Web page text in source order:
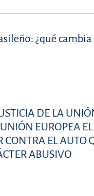
¿qué
DE LA
EUROPEA
CONTRA EL
ABUSIVO